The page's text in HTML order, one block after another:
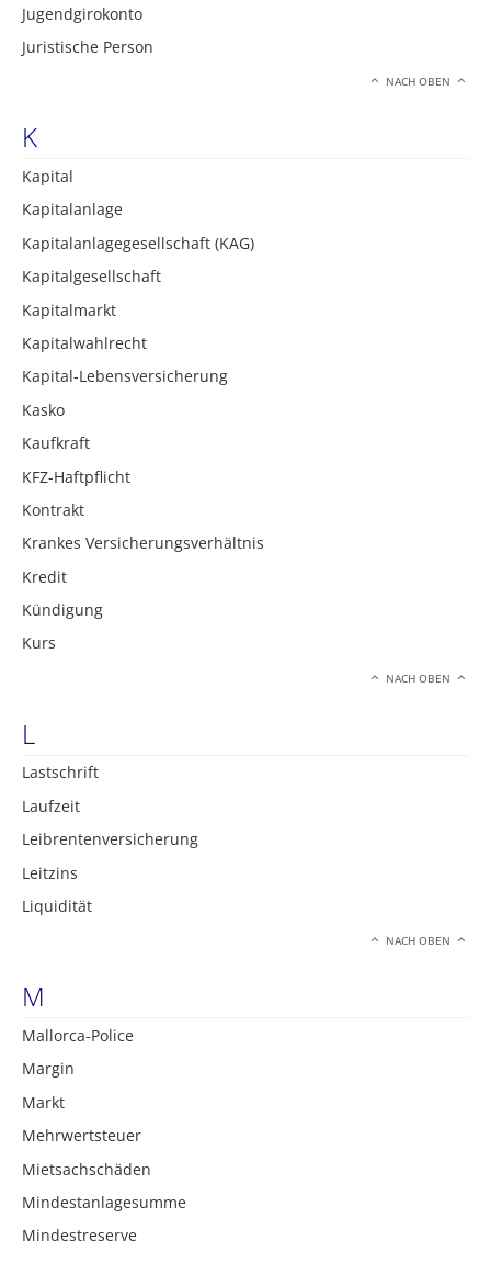
Jugendgirokonto
Juristische Person
NACH OBEN
K
Kapital
Kapitalanlage
Kapitalanlagegesellschaft (KAG)
Kapitalgesellschaft
Kapitalmarkt
Kapitalwahlrecht
Kapital-Lebensversicherung
Kasko
Kaufkraft
KFZ-Haftpflicht
Kontrakt
Krankes Versicherungsverhältnis
Kredit
Kündigung
Kurs
NACH OBEN
L
Lastschrift
Laufzeit
Leibrentenversicherung
Leitzins
Liquidität
NACH OBEN
M
Mallorca-Police
Margin
Markt
Mehrwertsteuer
Mietsachschäden
Mindestanlagesumme
Mindestreserve